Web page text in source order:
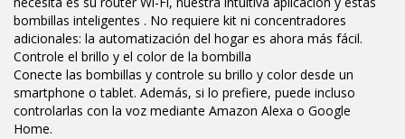
bombillas inteligentes . No requiere kit ni concentradores
adicionales: la automatización del hogar es ahora más fácil.
Controle el brillo y el color de la bombilla
Conecte las bombillas y controle su brillo y color desde un
smartphone o tablet. Además, si lo prefiere, puede incluso
controlarlas con la voz mediante Amazon Alexa o Google
Home.